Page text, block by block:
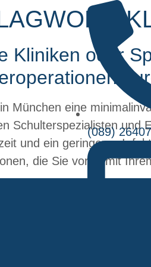
(089)
Kliniken oder
München eine
Schulterspezialisten und
und ein geringeres
die Sie vorab mit